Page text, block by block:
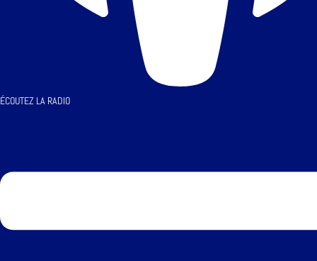
ÉCOUTEZ LA RADIO